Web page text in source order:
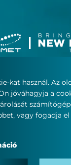
jog fenntartva.
kat használ. Az
jóváhagyja a
vagy fogadja el